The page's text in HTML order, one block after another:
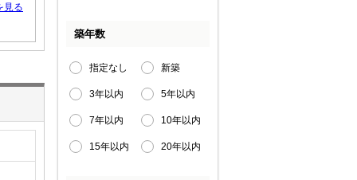
見る
築年数
指定なし 新築
3年以内 5年以内
7年以内 10年以内
15年以内 20年以内